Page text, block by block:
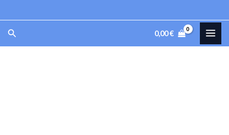
al
contenido
Buscar 0,00€